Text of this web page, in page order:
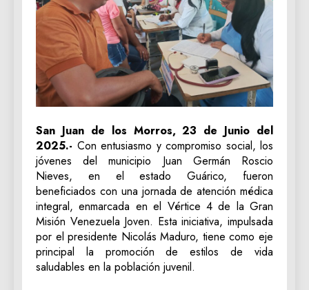
San Juan de los Morros, 23 de Junio del
2025.- Con entusiasmo y compromiso social, los
jóvenes del municipio Juan Germán Roscio
Nieves, en el estado Guárico, fueron
beneficiados con una jornada de atención médica
integral, enmarcada en el Vértice 4 de la Gran
Misión Venezuela Joven. Esta iniciativa, impulsada
por el presidente Nicolás Maduro, tiene como eje
principal la promoción de estilos de vida
saludables en la población juvenil.